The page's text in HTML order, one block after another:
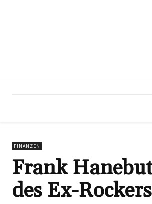
FINANZEN
Frank
des Ex-